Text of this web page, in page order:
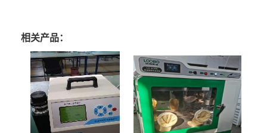
相关产品：